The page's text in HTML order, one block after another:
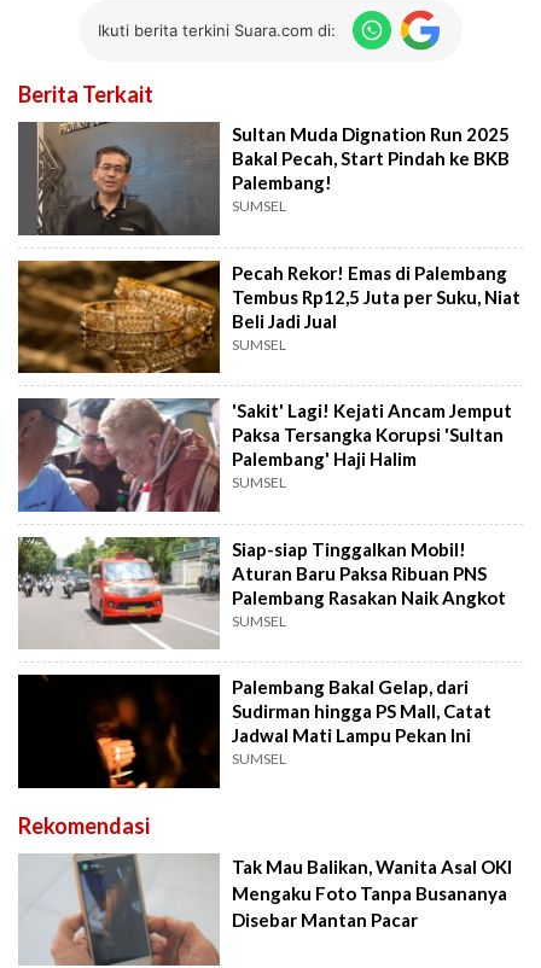
Ikuti berita terkini Suara.com di:
Berita Terkait
Sultan Muda Dignation Run 2025
Bakal Pecah, Start Pindah ke BKB
Palembang!
SUMSEL
Pecah Rekor! Emas di Palembang
Tembus Rp12,5 Juta per Suku, Niat
Beli Jadi Jual
SUMSEL
'Sakit' Lagi! Kejati Ancam Jemput
Paksa Tersangka Korupsi 'Sultan
Palembang' Haji Halim
SUMSEL
Siap-siap Tinggalkan Mobil!
Aturan Baru Paksa Ribuan PNS
Palembang Rasakan Naik Angkot
SUMSEL
Palembang Bakal Gelap, dari
Sudirman hingga PS Mall, Catat
Jadwal Mati Lampu Pekan Ini
SUMSEL
Rekomendasi
Tak Mau Balikan, Wanita Asal OKI
Mengaku Foto Tanpa Busananya
Disebar Mantan Pacar